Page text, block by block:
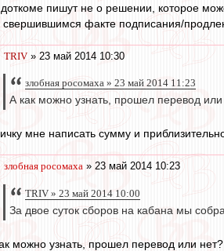
пишут не о решении, которое
факте подписания/
TRIV » 23 май 2014 10:30
злобная росомаха » 23 май 2014 11:23
А как можно узнать, прошел перевод или
мне написать сумму и
злобная росомаха » 23 май 2014 10:23
TRIV » 23 май 2014 10:00
За двое суток сборов на кабана мы
можно узнать, прошел перевод или нет?